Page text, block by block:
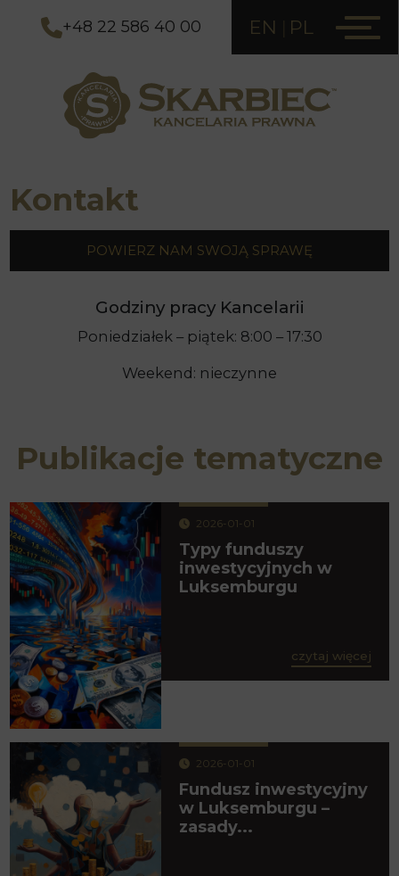
+48 22 586 40 00 EN PL
Kontakt
POWIERZ NAM SWOJĄ SPRAWĘ
Godziny pracy Kancelarii
Poniedziałek – piątek: 8:00 – 17:30
Weekend: nieczynne
Publikacje tematyczne
2026-01-01
Typy funduszy
inwestycyjnych w
Luksemburgu
czytaj więcej
2026-01-01
Fundusz inwestycyjny
w Luksemburgu –
zasady...